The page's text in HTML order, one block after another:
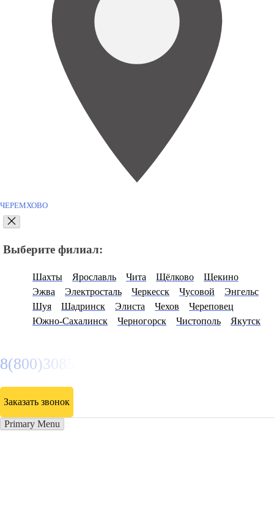
ЧЕРЕМХОВО
Выберите филиал:
Шахты Ярославль Чита Щёлково
Щекино
Эжва
Электросталь Черкесск Чусовой
Энгельс
Шуя
Шадринск Элиста Чехов
Череповец
Южно-Сахалинск
Черногорск Чистополь Якутск
8(800)3085303
Заказать звонок
Primary Menu